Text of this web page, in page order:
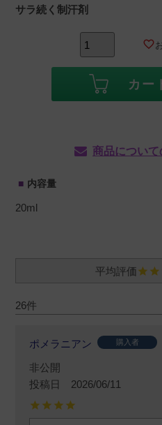
サラ続く制汗剤
カー
商品につい
内容量
20ml
26
ポメラニアン 購入者
非公開
投稿日
2026/06/11